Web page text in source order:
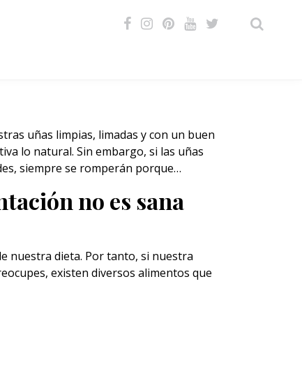
uñas limpias, limadas y con un buen
lo natural. Sin embargo, si las uñas
siempre se romperán porque…
no es sana
nuestra dieta. Por tanto, si nuestra
existen diversos alimentos que